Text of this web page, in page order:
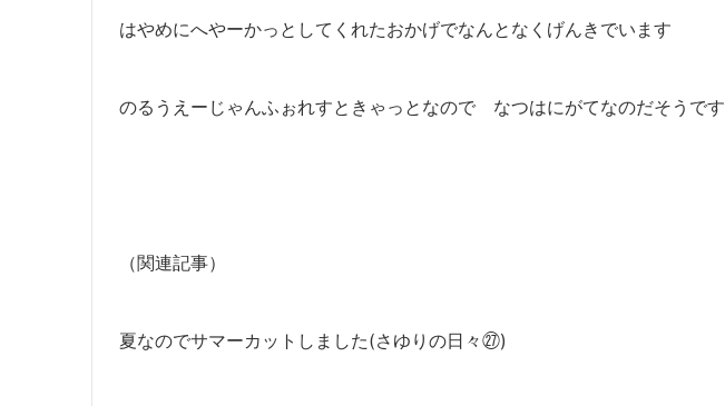
はやめにへやーかっとしてくれたおかげでなんとなくげんきでいます
のるうえーじゃんふぉれすときゃっとなので なつはにがてなのだそうです
（関連記事）
夏なのでサマーカットしました(さゆりの日々㉗)